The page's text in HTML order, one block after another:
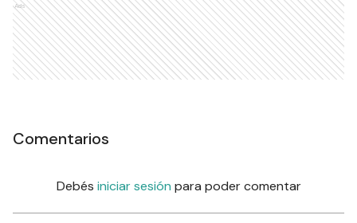
Ads
Comentarios
Debés iniciar sesión para poder comentar